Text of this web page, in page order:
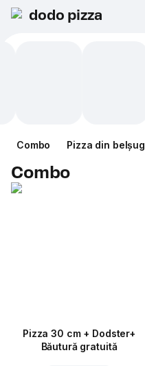
dodo pizza
Combo Pizza din belșug
Combo
Pizza 30 cm + Dodster+
Băutură gratuită